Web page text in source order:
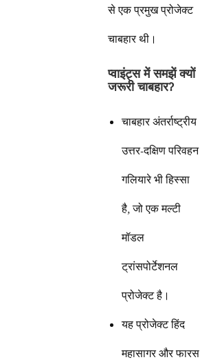
से एक प्रमुख प्रोजेक्ट
चाबहार थी।
प्वाइंट्स में समझें क्यों
जरूरी चाबहार?
चाबहार अंतर्राष्ट्रीय
उत्तर-दक्षिण परिवहन
गलियारे भी हिस्सा
है, जो एक मल्टी
मॉडल
ट्रांसपोर्टेशनल
प्रोजेक्ट है।
यह प्रोजेक्ट हिंद
महासागर और फारस